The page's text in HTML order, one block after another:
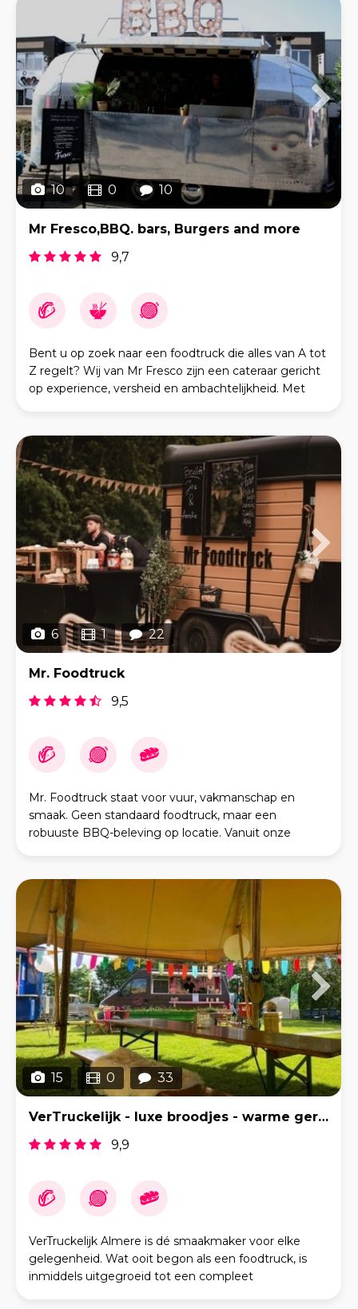
10 0 10
Mr Fresco,BBQ. bars, Burgers and more
9,7
Bent u op zoek naar een foodtruck die alles van A tot
Z regelt? Wij van Mr Fresco zijn een cateraar gericht
op experience, versheid en ambachtelijkheid. Met
6 1 22
Mr. Foodtruck
9,5
Mr. Foodtruck staat voor vuur, vakmanschap en
smaak. Geen standaard foodtruck, maar een
robuuste BBQ-beleving op locatie. Vanuit onze
15 0 33
VerTruckelijk - luxe broodjes - warme gerechten - echt alles!!
9,9
VerTruckelijk Almere is dé smaakmaker voor elke
gelegenheid. Wat ooit begon als een foodtruck, is
inmiddels uitgegroeid tot een compleet